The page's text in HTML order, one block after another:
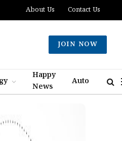
About Us Contact Us
JOIN NOW
Happy
News
Auto